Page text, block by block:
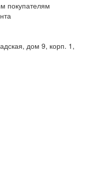
покупателям
дом 9, корп. 1,